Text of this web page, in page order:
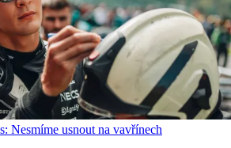
Nesmíme usnout na vavřínech